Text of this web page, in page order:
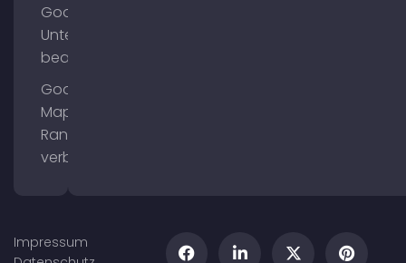
Google
Unternehmensprofil
bearbeiten
Google
Maps
Ranking
verbessern
Impressum